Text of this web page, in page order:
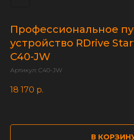
Профессиональное
устройство RDrive
C40-JW
Артикул: C40-JW
18 170 р.
В